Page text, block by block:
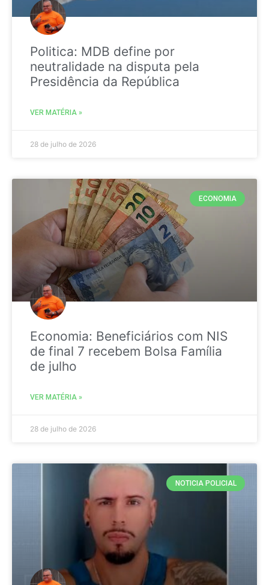
Politica: MDB define por
neutralidade na disputa pela
Presidência da República
VER MATÉRIA »
28 de julho de 2026
ECONOMIA
Economia: Beneficiários com NIS
de final 7 recebem Bolsa Família
de julho
VER MATÉRIA »
28 de julho de 2026
NOTICIA POLICIAL